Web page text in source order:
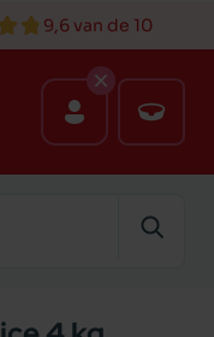
9,6 van de 10